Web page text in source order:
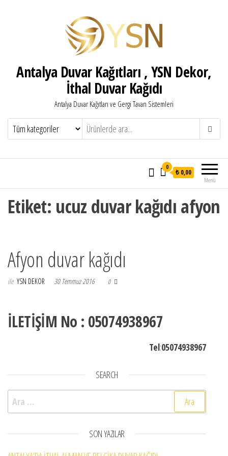
Antalya Duvar Kağıtları , YSN Dekor,
İthal Duvar Kağıdı
Antalya Duvar Kağıtları ve Gergi Tavan Sistemleri
Menü
0
₺ 0,00
Etiket: ucuz duvar kağıdı afyon
Afyon duvar kağıdı
ile YSN DEKOR 30 Temmuz 2016 0
İLETİŞİM No : 05074938967
Tel:05074938967
SEARCH
Arama:
SON YAZILAR